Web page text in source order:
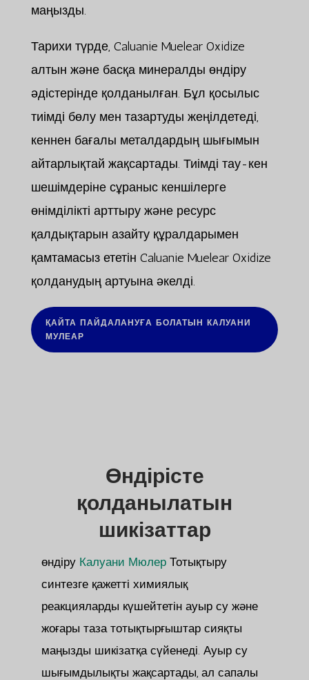
маңызды.
Тарихи түрде, Caluanie Muelear Oxidize
алтын және басқа минералды өндіру
әдістерінде қолданылған. Бұл қосылыс
тиімді бөлу мен тазартуды жеңілдетеді,
кеннен бағалы металдардың шығымын
айтарлықтай жақсартады. Тиімді тау-кен
шешімдеріне сұраныс кеншілерге
өнімділікті арттыру және ресурс
қалдықтарын азайту құралдарымен
қамтамасыз ететін Caluanie Muelear Oxidize
қолданудың артуына әкелді.
ҚАЙТА ПАЙДАЛАНУҒА БОЛАТЫН КАЛУАНИ
МУЛЕАР
Өндірісте
қолданылатын
шикізаттар
өндіру Калуани Мюлер Тотықтыру
синтезге қажетті химиялық
реакцияларды күшейтетін ауыр су және
жоғары таза тотықтырғыштар сияқты
маңызды шикізатқа сүйенеді. Ауыр су
шығымдылықты жақсартады, ал сапалы